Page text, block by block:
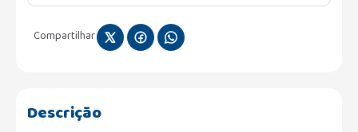
Compartilhar
Descrição